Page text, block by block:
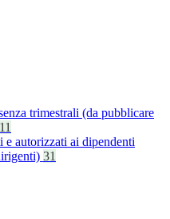
trimestrali (da pubblicare
11
autorizzati ai dipendenti
31